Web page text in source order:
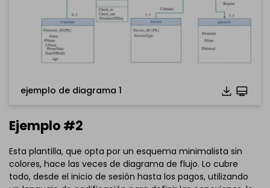
ejemplo de diagrama 1
Ejemplo #2
Esta plantilla, que opta por un esquema minimalista sin
colores, hace las veces de diagrama de flujo. Lo cubre
todo, desde el inicio de sesión hasta los pagos, utilizando